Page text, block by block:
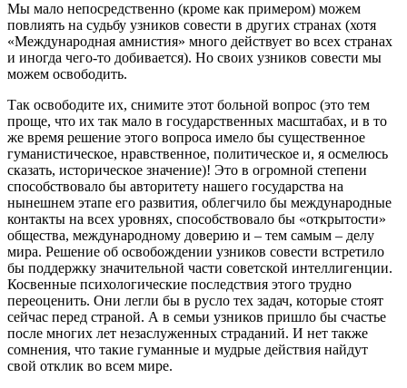
Мы мало непосредственно (кроме как примером) можем
повлиять на судьбу узников совести в других странах (хотя
«Международная амнистия» много действует во всех странах
и иногда чего-то добивается). Но своих узников совести мы
можем освободить.
Так освободите их, снимите этот больной вопрос (это тем
проще, что их так мало в государственных масштабах, и в то
же время решение этого вопроса имело бы существенное
гуманистическое, нравственное, политическое и, я осмелюсь
сказать, историческое значение)! Это в огромной степени
способствовало бы авторитету нашего государства на
нынешнем этапе его развития, облегчило бы международные
контакты на всех уровнях, способствовало бы «открытости»
общества, международному доверию и – тем самым – делу
мира. Решение об освобождении узников совести встретило
бы поддержку значительной части советской интеллигенции.
Косвенные психологические последствия этого трудно
переоценить. Они легли бы в русло тех задач, которые стоят
сейчас перед страной. А в семьи узников пришло бы счастье
после многих лет незаслуженных страданий. И нет также
сомнения, что такие гуманные и мудрые действия найдут
свой отклик во всем мире.